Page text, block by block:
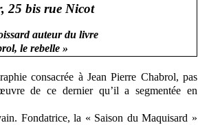
25 bis rue Nicot
auteur du livre
le rebelle »
consacrée à Jean Pierre Chabrol, pas
de ce dernier qu’il a segmentée en
Fondatrice, la « Saison du Maquisard »